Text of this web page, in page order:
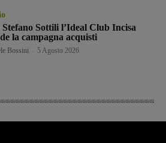
Stefano Sottili l’Ideal Club Incisa
la campagna acquisti
Bossini 5 Agosto 2026